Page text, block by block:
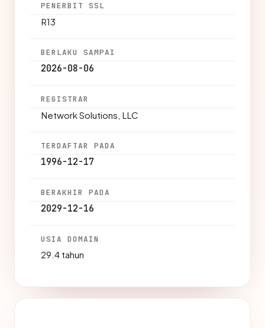
PENERBIT SSL
R13
BERLAKU SAMPAI
2026-08-06
REGISTRAR
Network Solutions, LLC
TERDAFTAR PADA
1996-12-17
BERAKHIR PADA
2029-12-16
USIA DOMAIN
29.4 tahun